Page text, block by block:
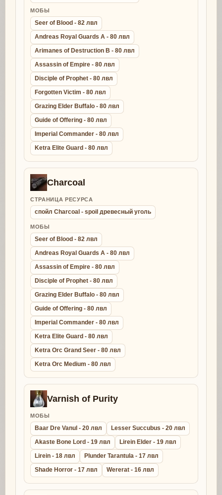
МОБЫ
Seer of Blood - 82 лвл
Andreas Royal Guards A - 80 лвл
Arimanes of Destruction B - 80 лвл
Assassin of Empire - 80 лвл
Disciple of Prophet - 80 лвл
Forgotten Victim - 80 лвл
Grazing Elder Buffalo - 80 лвл
Guide of Offering - 80 лвл
Imperial Commander - 80 лвл
Ketra Elite Guard - 80 лвл
Charcoal
СТРАНИЦА РЕСУРСА
спойл Charcoal - spoil древесный уголь
МОБЫ
Seer of Blood - 82 лвл
Andreas Royal Guards A - 80 лвл
Assassin of Empire - 80 лвл
Disciple of Prophet - 80 лвл
Grazing Elder Buffalo - 80 лвл
Guide of Offering - 80 лвл
Imperial Commander - 80 лвл
Ketra Elite Guard - 80 лвл
Ketra Orc Grand Seer - 80 лвл
Ketra Orc Medium - 80 лвл
Varnish of Purity
МОБЫ
Baar Dre Vanul - 20 лвл
Lesser Succubus - 20 лвл
Akaste Bone Lord - 19 лвл
Lirein Elder - 19 лвл
Lirein - 18 лвл
Plunder Tarantula - 17 лвл
Shade Horror - 17 лвл
Wererat - 16 лвл